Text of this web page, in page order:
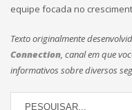
equipe focada no
Texto originalmente
Connection, canal em que
informativos sobre diversos